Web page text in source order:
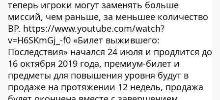
теперь игроки могут заменять больше
миссий, чем раньше, за меньшее количество
BP. https://www.youtube.com/watch?
v=H6SKmGj_-f0 «Билет выжившего:
Последствия» начался 24 июля и продлится до
16 октября 2019 года, премиум-билет и
предметы для повышения уровня будут в
продаже на протяжении 12 недель, продажа